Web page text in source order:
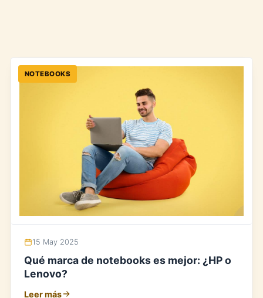
NOTEBOOKS
15 May 2025
Qué marca de notebooks es mejor: ¿HP o
Lenovo?
Leer más